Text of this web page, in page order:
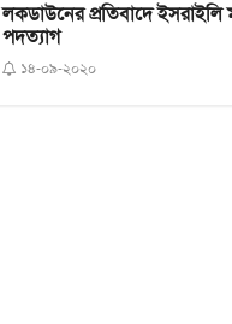
লকডাউনের প্রতিবাদে ইসরাইলি
পদত্যাগ
১৪-০৯-২০২০